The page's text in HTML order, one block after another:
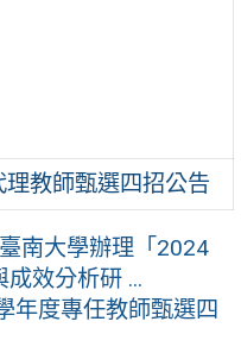
教師甄選四招公告
南大學辦理「2024
效分析研 ...
年度專任教師甄選四